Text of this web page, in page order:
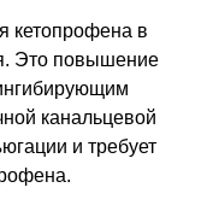
кетопрофена в
Это повышение
канальцевой
и требует